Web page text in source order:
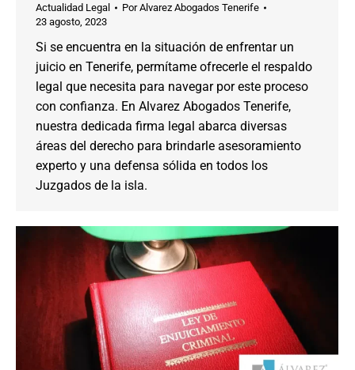
Actualidad Legal PorAlvarez Abogados Tenerife
23 agosto, 2023
Si se encuentra en la situación de enfrentar un
juicio en Tenerife, permítame ofrecerle el respaldo
legal que necesita para navegar por este proceso
con confianza. En Alvarez Abogados Tenerife,
nuestra dedicada firma legal abarca diversas
áreas del derecho para brindarle asesoramiento
experto y una defensa sólida en todos los
Juzgados de la isla.